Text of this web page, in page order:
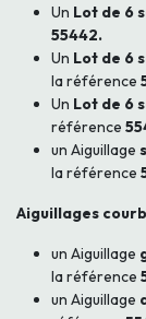
Un Lot de 6
55442.
Un Lot de 6
la référence
Un Lot de 6
référence
un Aiguillage
la référence
Aiguillages
un Aiguillage
la référence
un Aiguillage